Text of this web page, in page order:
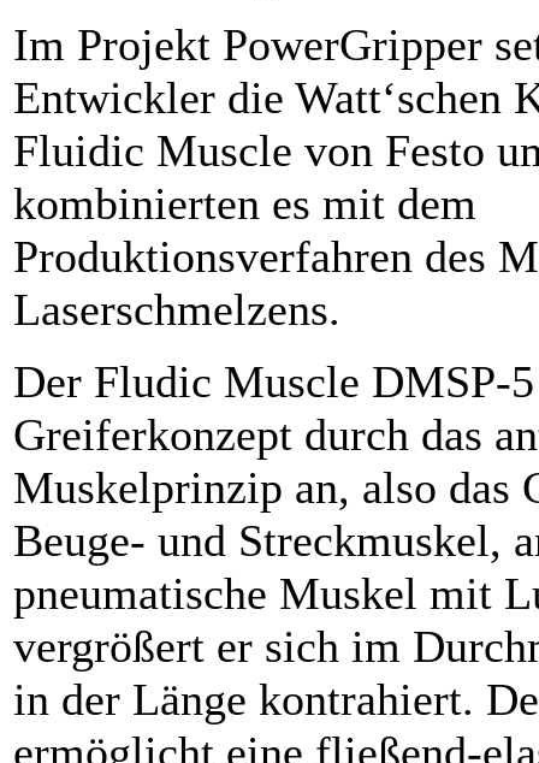
Im Projekt PowerGripper
Entwickler die Watt‘schen
Fluidic Muscle von Festo
kombinierten es mit dem
Produktionsverfahren des
Laserschmelzens.
Der Fludic Muscle DMSP-
Greiferkonzept durch das
Muskelprinzip an, also das
Beuge- und Streckmuskel,
pneumatische Muskel mit
vergrößert er sich im
in der Länge kontrahiert.
ermöglicht eine fließend-